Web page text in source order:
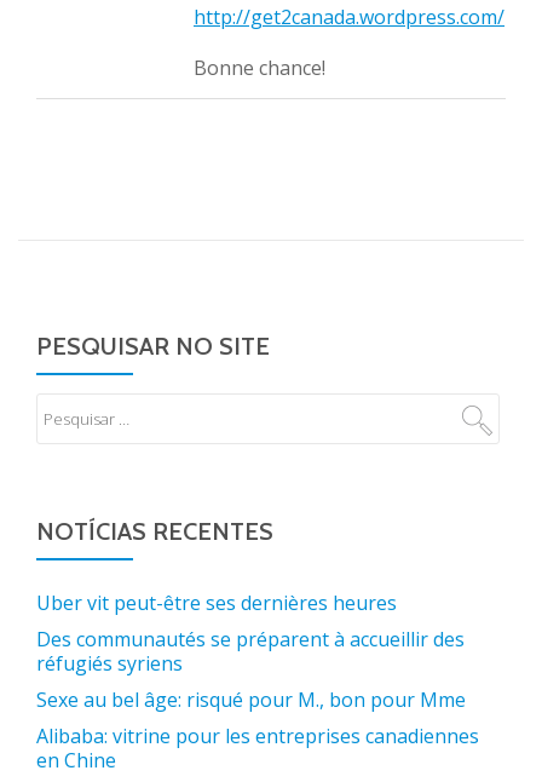
http://get2canada.wordpress.com/per/
Bonne chance!
PESQUISAR NO SITE
NOTÍCIAS RECENTES
Uber vit peut-être ses dernières heures
Des communautés se préparent à accueillir des
réfugiés syriens
Sexe au bel âge: risqué pour M., bon pour Mme
Alibaba: vitrine pour les entreprises canadiennes
en Chine